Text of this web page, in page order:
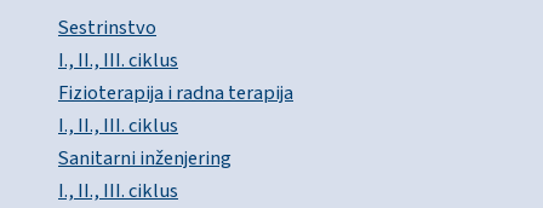
Sestrinstvo
I., II., III. ciklus
Fizioterapija i radna terapija
I., II., III. ciklus
Sanitarni inženjering
I., II., III. ciklus